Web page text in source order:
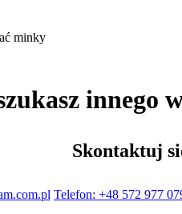
minky
innego
Skontaktuj
Telefon: +48 572 977